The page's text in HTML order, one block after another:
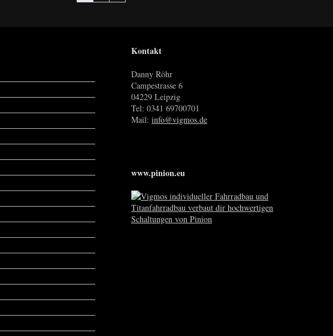
Kontakt
Danny Röhr
Campestrasse 6
04229 Leipzig
Tel: 0341 69700701
Mail: info@vigmos.de
www.pinion.eu